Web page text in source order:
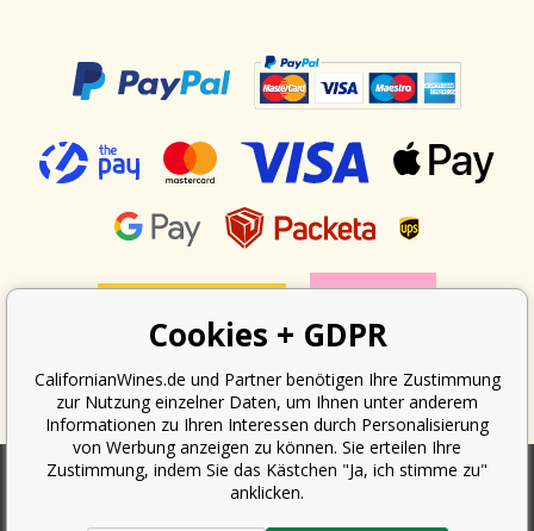
Cookies + GDPR
CalifornianWines.de und Partner benötigen Ihre Zustimmung
zur Nutzung einzelner Daten, um Ihnen unter anderem
Informationen zu Ihren Interessen durch Personalisierung
von Werbung anzeigen zu können. Sie erteilen Ihre
Zustimmung, indem Sie das Kästchen "Ja, ich stimme zu"
anklicken.